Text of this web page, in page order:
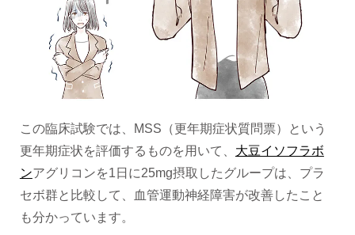
この臨床試験では、MSS（更年期症状質問票）という
更年期症状を評価するものを用いて、 大豆イソフラボ
ンアグリコンを1日に25mg摂取したグループは、プラ
セボ群と比較して、血管運動神経障害が改善したこと
も分かっています。